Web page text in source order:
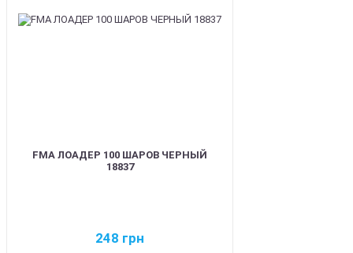
FMA ЛОАДЕР 100 ШАРОВ ЧЕРНЫЙ
18837
248 грн